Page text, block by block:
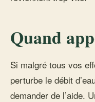
Quand
Si malgré tous vos
perturbe le débit
demander de l’aide.